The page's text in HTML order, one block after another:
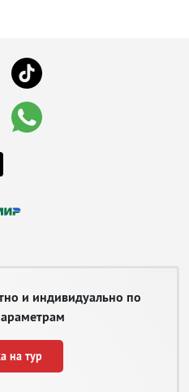
и индивидуально по
на тур